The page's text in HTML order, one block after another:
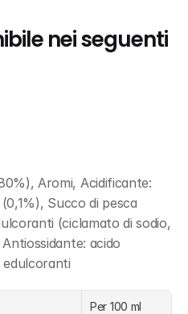
nei seguenti
Aromi, Acidificante:
Succo di pesca
(ciclamato di sodio,
acido
Per 100 ml